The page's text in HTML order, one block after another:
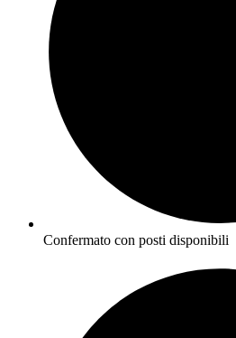
Confermato con posti disponibili